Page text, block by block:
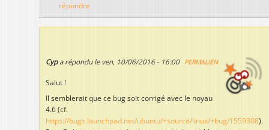
répondre
Cypa répondu le ven, 10/06/2016 - 16:00 PERMALIEN
Salut !
Il semblerait que ce bug soit corrigé avec le noyau
4.6 (cf.
https://bugs.launchpad.net/ubuntu/+source/linux/+bug/1559308).